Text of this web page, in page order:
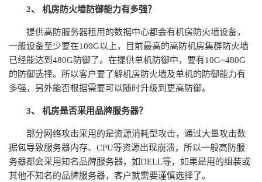
2、 机房防火墙防御能力有多强？
提供高防服务器租用的数据中心都会有机房防火墙设备，
一般设备至少要在100G以上，目前最高的高防机房集群防火墙
已经能达到480G防御了。在提供单机防御中，要有10G~480G
的防御选择。所以客户要了解机房防火墙及单机的防御能力有
多强，另外能否根据需要可以随时升级到更高防御。
3、 机房是否采用品牌服务器？
部分网络攻击采用的是资源消耗型攻击，通过大量攻击数
据包导致服务器内存、CPU等资源出现崩溃，所以一般高防服
务器都会采用知名品牌服务器，如DELL等，如果是用的组装或
其他不知名的品牌服务器，客户就需要谨慎选择了。